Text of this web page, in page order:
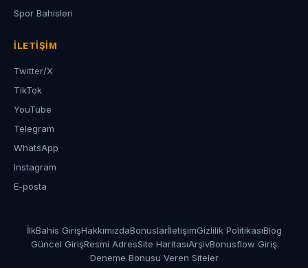
Spor Bahisleri
İLETIŞIM
Twitter/X
TikTok
YouTube
Telegram
WhatsApp
Instagram
E-posta
İlkBahis GirişHakkımızdaBonuslarİletişimGizlilik PolitikasıBlog
Güncel GirişResmi AdresSite HaritasıArşivBonusflow Giriş
Deneme Bonusu Veren Siteler